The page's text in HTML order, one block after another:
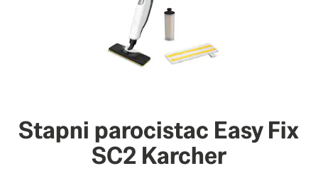
Stapni parocistac Easy Fix
SC2 Karcher